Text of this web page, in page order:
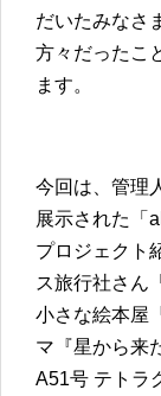
だいたみなさ
方々だったこ
ます。
今回は、管理
展示された「
プロジェクト
ス旅行社さん
小さな絵本屋
マ『星から来
A51号 テトラ